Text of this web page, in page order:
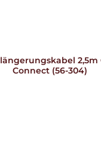
2,5m
Connect (56-304)